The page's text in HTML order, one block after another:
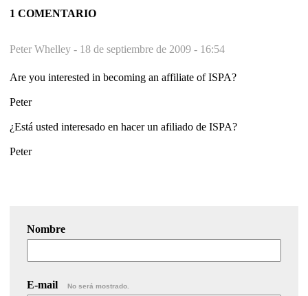
1 COMENTARIO
Peter Whelley - 18 de septiembre de 2009 - 16:54
Are you interested in becoming an affiliate of ISPA?
Peter
¿Está usted interesado en hacer un afiliado de ISPA?
Peter
Nombre
E-mail No será mostrado.